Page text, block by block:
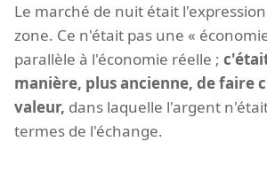
Le marché de nuit était
zone. Ce n'était pas une «
parallèle à l'économie réelle ;
manière, plus ancienne, de faire
valeur, dans laquelle l'argent
termes de l'échange.